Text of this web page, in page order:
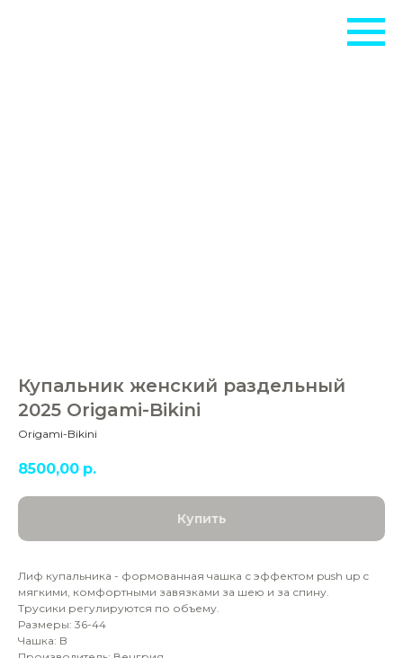
Купальник женский раздельный
2025 Origami-Bikini
Origami-Bikini
8500,00 р.
Купить
Лиф купальника - формованная чашка с эффектом push up с
мягкими, комфортными завязками за шею и за спину.
Трусики регулируются по объему.
Размеры: 36-44
Чашка: B